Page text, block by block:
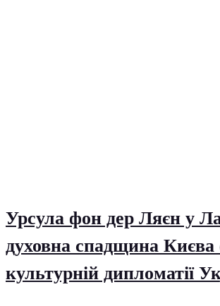
Урсула фон дер Ляєн у
духовна спадщина
культурній дипломатії